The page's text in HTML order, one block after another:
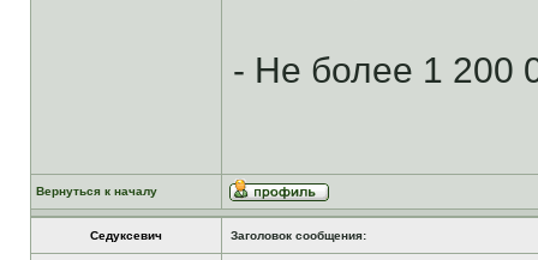
- Не более 1 200
Вернуться к началу
Седуксевич Заголовок сообщения: